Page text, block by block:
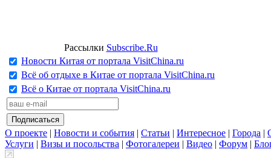
Рассылки Subscribe.Ru
Новости Китая от портала VisitChina.ru
Всё об отдыхе в Китае от портала VisitChina.ru
Всё о Китае от портала VisitChina.ru
О проекте | Новости и события | Статьи | Интересное | Города |
Услуги | Визы и посольства | Фотогалереи | Видео | Форум |